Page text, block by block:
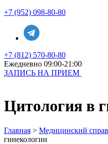
+7 (952) 098-80-80
+7 (812) 570-80-80
Ежедневно 09:00-21:00
ЗАПИСЬ НА ПРИЕМ
Цитология в
Главная > Медицинский
гинекологии